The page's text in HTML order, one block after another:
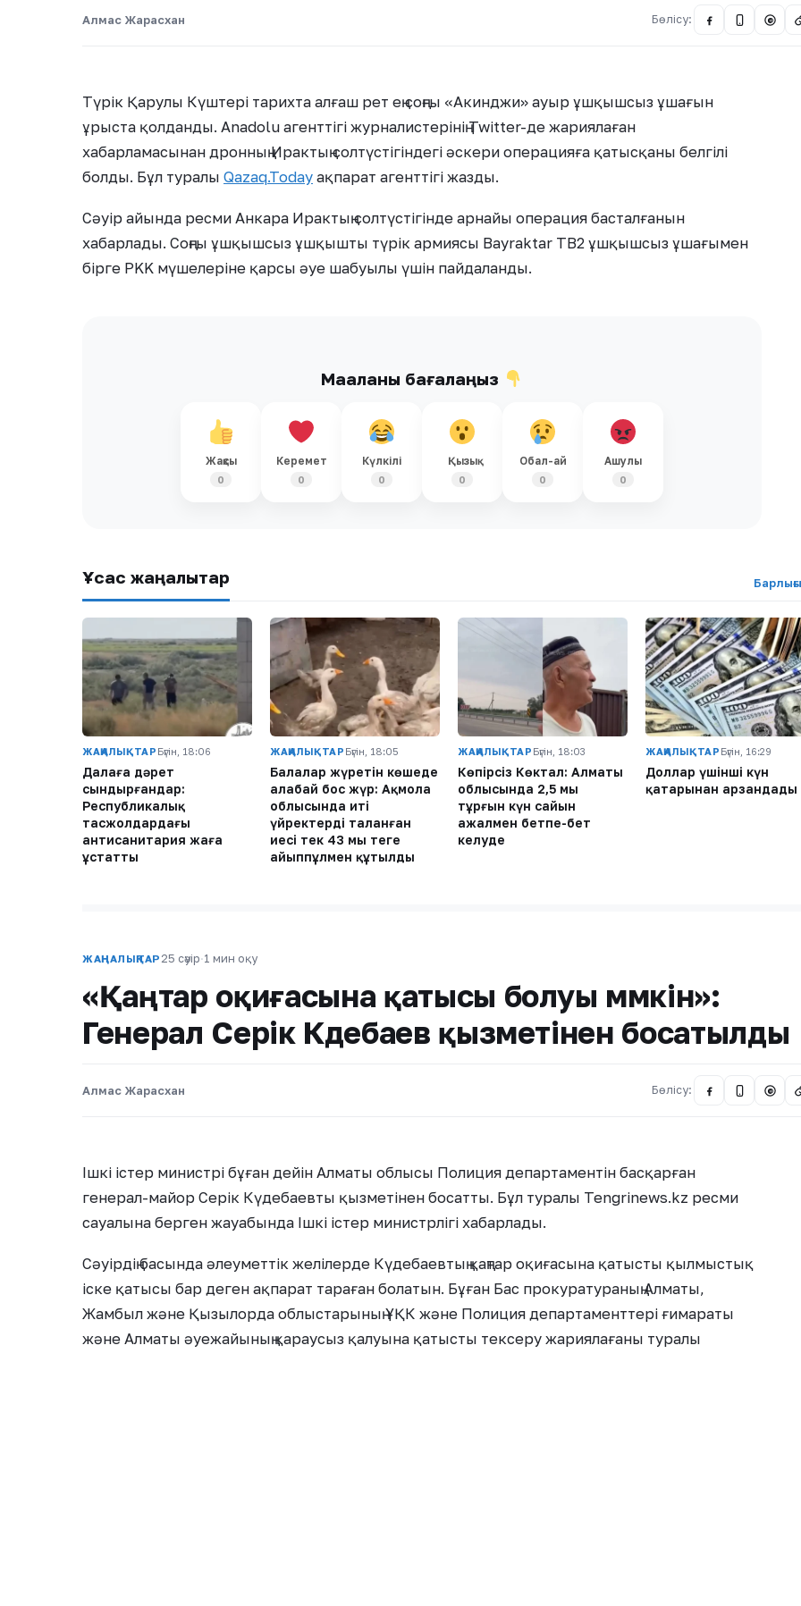
Алмас Жарасхан Бөлісу: @
Түрік Қарулы Күштері тарихта алғаш рет ең соңғы «Акинджи» ауыр ұшқышсыз ұшағын
ұрыста қолданды. Anadolu агенттігі журналистерінің Twitter-де жариялаған
хабарламасынан дронның Ирактың солтүстігіндегі әскери операцияға қатысқаны белгілі
болды. Бұл туралы Qazaq.Today ақпарат агенттігі жазды.
Сәуір айында ресми Анкара Ирактың солтүстігінде арнайы операция басталғанын
хабарлады. Соңғы ұшқышсыз ұшқышты түрік армиясы Bayraktar TB2 ұшқышсыз ұшағымен
бірге PKK мүшелеріне қарсы әуе шабуылы үшін пайдаланды.
Мақаланы бағалаңыз
Жақсы
0
Керемет
0
Күлкілі
0
Қызық
0
Обал-ай
0
Ашулы
0
Ұқсас жаңалықтар
ЖАҢАЛЫҚТАР Бүгін, 18:06
Далаға дәрет
сындырғандар:
Республикалық
тасжолдардағы
антисанитария жаға
ұстатты
ЖАҢАЛЫҚТАР Бүгін, 18:05
Балалар жүретін көшеде
алабай бос жүр: Ақмола
облысында иті
үйректерді таланған
иесі тек 43 мың теңге
айыппұлмен құтылды
ЖАҢАЛЫҚТАР Бүгін, 18:03
Көпірсіз Көктaл: Алматы
облысында 2,5 мың
тұрғын күн сайын
ажалмен бетпе-бет
келуде
ЖАҢАЛЫҚТАР Бүгін, 16:29
Доллар үшінші күн
қатарынан арзандады
ЖАҢАЛЫҚТАР 25 сәуір·1 мин оқу
«Қаңтар оқиғасына қатысы болуы мүмкін»:
Генерал Серік Күдебаев қызметінен босатылды
Алмас Жарасхан Бөлісу: @
Ішкі істер министрі бұған дейін Алматы облысы Полиция департаментін басқарған
генерал-майор Серік Күдебаевты қызметінен босатты. Бұл туралы Tengrinews.kz ресми
сауалына берген жауабында Ішкі істер министрлігі хабарлады.
Сәуірдің басында әлеуметтік желілерде Күдебаевтың қаңтар оқиғасына қатысты қылмыстық
іске қатысы бар деген ақпарат тараған болатын. Бұған Бас прокуратураның Алматы,
Жамбыл және Қызылорда облыстарының ҰҚК және Полиция департаменттері ғимараты
және Алматы әуежайының қараусыз қалуына қатысты тексеру жариялағаны туралы